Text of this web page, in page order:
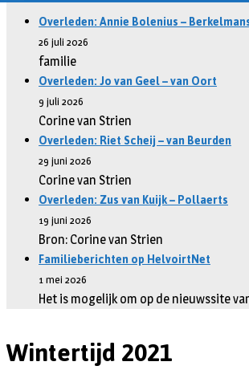
Overleden: Annie Bolenius –
26 juli 2026
familie
Overleden: Jo van Geel – van Oort
9 juli 2026
Corine van Strien
Overleden: Riet Scheij – van Beurden
29 juni 2026
Corine van Strien
Overleden: Zus van Kuijk – Pollaerts
19 juni 2026
Bron: Corine van Strien
Familieberichten op HelvoirtNet
1 mei 2026
Het is mogelijk om op de nieuwssite
Wintertijd 2021